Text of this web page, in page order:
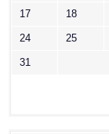
17 18
24 25
31